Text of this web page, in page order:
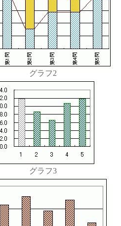
グラフ2
グラフ3